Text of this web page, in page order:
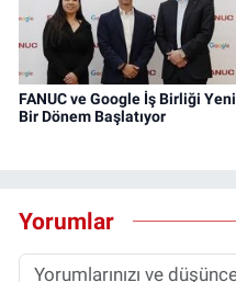
FANUC ve Google İş Birliği Yeni
Bir Dönem Başlatıyor
Yorumlar